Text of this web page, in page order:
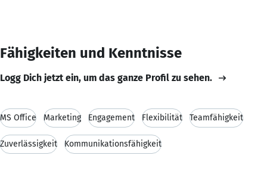
Fähigkeiten und Kenntnisse
Logg Dich jetzt ein, um das ganze Profil zu sehen.
MS Office Marketing Engagement Flexibilität Teamfähigkeit
Zuverlässigkeit Kommunikationsfähigkeit